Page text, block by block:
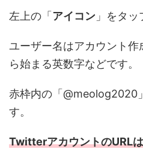
左上の「アイコン 」をタッ
ユーザー名はアカウント
ら始まる英数字などです。
赤枠内の「@meolog2020
す。
TwitterアカウントのURL